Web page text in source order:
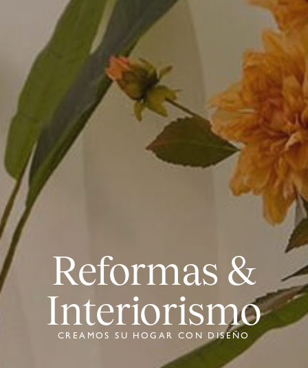
Reformas &
Interiorismo
CREAMOS SU HOGAR CON DISEÑO